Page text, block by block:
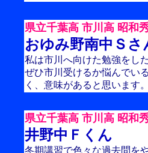
県立千葉高 市川高 昭和
おゆみ野南中Ｓさ
私は市川へ向けた勉強をし
ぜひ市川受けるか悩んでい
く、意味があると思います
県立千葉高 市川高 昭和
井野中Ｆくん
冬期講習で色々な過去問を